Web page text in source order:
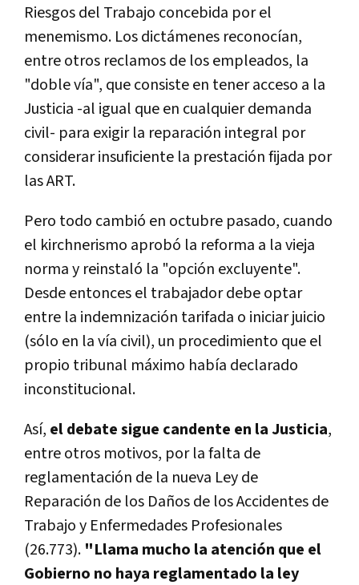
Riesgos del Trabajo concebida por el
menemismo. Los dictámenes reconocían,
entre otros reclamos de los empleados, la
"doble vía", que consiste en tener acceso a la
Justicia -al igual que en cualquier demanda
civil- para exigir la reparación integral por
considerar insuficiente la prestación fijada por
las ART.
Pero todo cambió en octubre pasado, cuando
el kirchnerismo aprobó la reforma a la vieja
norma y reinstaló la "opción excluyente".
Desde entonces el trabajador debe optar
entre la indemnización tarifada o iniciar juicio
(sólo en la vía civil), un procedimiento que el
propio tribunal máximo había declarado
inconstitucional.
Así, el debate sigue candente en la Justicia,
entre otros motivos, por la falta de
reglamentación de la nueva Ley de
Reparación de los Daños de los Accidentes de
Trabajo y Enfermedades Profesionales
(26.773). "Llama mucho la atención que el
Gobierno no haya reglamentado la ley